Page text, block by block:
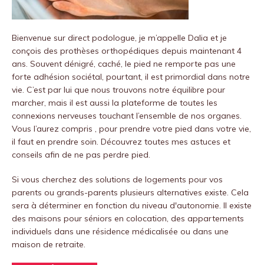
Bienvenue sur direct podologue, je m’appelle Dalia et je
conçois des prothèses orthopédiques depuis maintenant 4
ans. Souvent dénigré, caché, le pied ne remporte pas une
forte adhésion sociétal, pourtant, il est primordial dans notre
vie. C’est par lui que nous trouvons notre équilibre pour
marcher, mais il est aussi la plateforme de toutes les
connexions nerveuses touchant l’ensemble de nos organes.
Vous l’aurez compris , pour prendre votre pied dans votre vie,
il faut en prendre soin. Découvrez toutes mes astuces et
conseils afin de ne pas perdre pied.
Si vous cherchez des solutions de logements pour vos
parents ou grands-parents plusieurs alternatives existe. Cela
sera à déterminer en fonction du niveau d'autonomie. Il existe
des maisons pour séniors en colocation, des appartements
individuels dans une résidence médicalisée ou dans une
maison de retraite.